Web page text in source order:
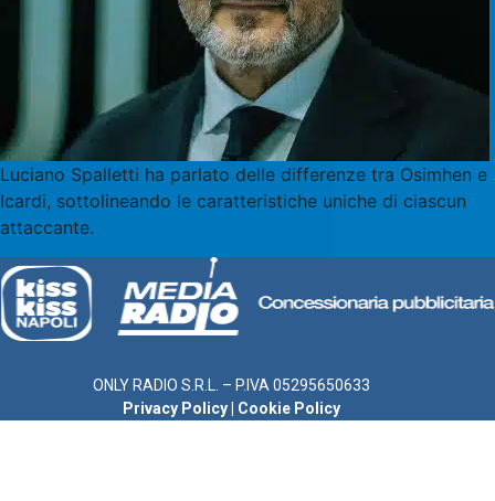
Luciano Spalletti ha parlato delle differenze tra Osimhen e
Icardi, sottolineando le caratteristiche uniche di ciascun
attaccante.
ONLY RADIO S.R.L. – P.IVA 05295650633
Privacy Policy
Cookie Policy